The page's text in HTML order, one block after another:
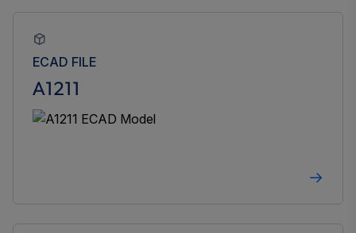
ECAD FILE
A1211